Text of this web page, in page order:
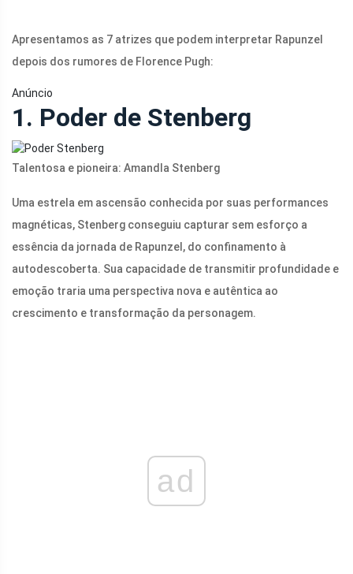
Apresentamos as 7 atrizes que podem interpretar Rapunzel
depois dos rumores de Florence Pugh:
Anúncio
1. Poder de Stenberg
Talentosa e pioneira: Amandla Stenberg
Uma estrela em ascensão conhecida por suas performances
magnéticas, Stenberg conseguiu capturar sem esforço a
essência da jornada de Rapunzel, do confinamento à
autodescoberta. Sua capacidade de transmitir profundidade e
emoção traria uma perspectiva nova e autêntica ao
crescimento e transformação da personagem.
ad